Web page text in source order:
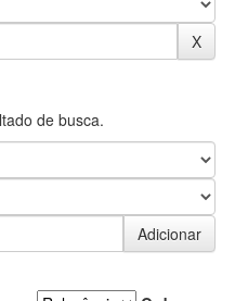
de busca.